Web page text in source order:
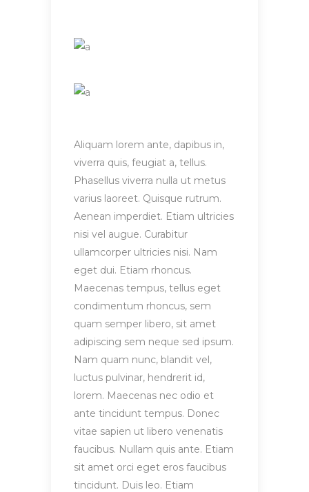
Aliquam lorem ante, dapibus in,
viverra quis, feugiat a, tellus.
Phasellus viverra nulla ut metus
varius laoreet. Quisque rutrum.
Aenean imperdiet. Etiam ultricies
nisi vel augue. Curabitur
ullamcorper ultricies nisi. Nam
eget dui. Etiam rhoncus.
Maecenas tempus, tellus eget
condimentum rhoncus, sem
quam semper libero, sit amet
adipiscing sem neque sed ipsum.
Nam quam nunc, blandit vel,
luctus pulvinar, hendrerit id,
lorem. Maecenas nec odio et
ante tincidunt tempus. Donec
vitae sapien ut libero venenatis
faucibus. Nullam quis ante. Etiam
sit amet orci eget eros faucibus
tincidunt. Duis leo. Etiam